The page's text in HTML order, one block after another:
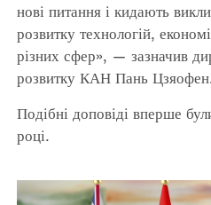
нові питання і кидають
розвитку технологій,
різних сфер», — зазначив
розвитку КАН Пань
Подібні доповіді вперше
році.